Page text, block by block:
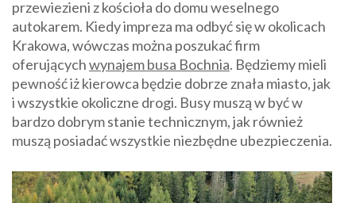
przewiezieni z kościoła do domu weselnego
autokarem. Kiedy impreza ma odbyć się w okolicach
Krakowa, wówczas można poszukać firm
oferującychwynajem busa Bochnia. Będziemy mieli
pewność iż kierowca będzie dobrze znała miasto, jak
i wszystkie okoliczne drogi. Busy muszą w być w
bardzo dobrym stanie technicznym, jak również
muszą posiadać wszystkie niezbędne ubezpieczenia.